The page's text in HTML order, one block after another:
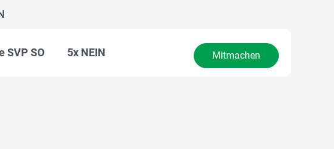
SVP SO 5x NEIN Mitmachen